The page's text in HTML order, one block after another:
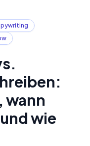
wann
wie